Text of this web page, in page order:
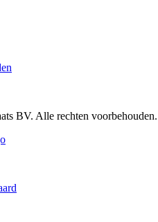
BV. Alle rechten voorbehouden.